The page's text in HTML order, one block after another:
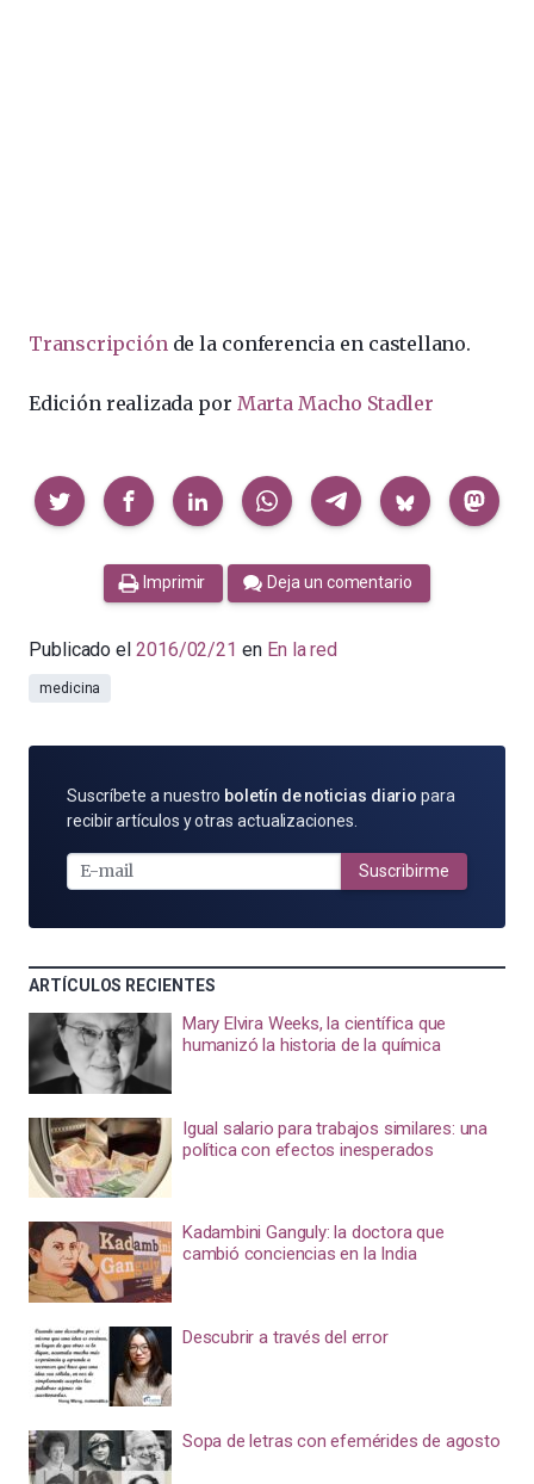
Transcripciónde la conferencia en castellano.
Edición realizada por Marta Macho Stadler
Compartir
Imprimir Deja un comentario
Publicado el 2016/02/21 en En la red
medicina
SUSCRÍBETE
POR
MAIL
Suscríbete a nuestro boletín de noticias diario para
recibir artículos y otras actualizaciones.
Suscribirme
ARTÍCULOS RECIENTES
Mary Elvira Weeks, la científica que
humanizó la historia de la química
Igual salario para trabajos similares: una
política con efectos inesperados
Kadambini Ganguly: la doctora que
cambió conciencias en la India
Descubrir a través del error
Sopa de letras con efemérides de agosto